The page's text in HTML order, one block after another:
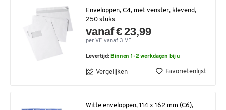
Enveloppen, C4, met venster, klevend,
250 stuks
vanaf € 23,99
per VE vanaf 3 VE
Levertijd:Binnen 1-2 werkdagen bij u
Vergelijken Favorietenlijst
Witte enveloppen, 114 x 162 mm (C6),